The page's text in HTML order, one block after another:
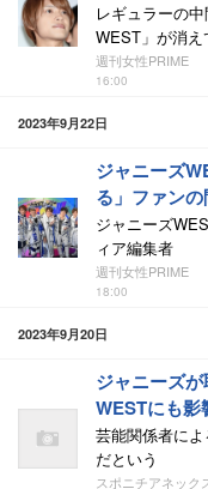
レギュラーの
WEST」が消え
週刊女性PRIME
16:00
2023年9月22日
ジャニーズ
る」ファン
ジャニーズ
ィア編集者
週刊女性PRIME
18:00
2023年9月20日
ジャニーズ
WESTにも影
芸能関係者に
だという
スポニチアネック